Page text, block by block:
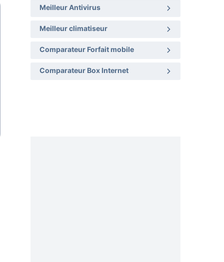
Meilleur Antivirus
Meilleur climatiseur
Comparateur Forfait mobile
Comparateur Box Internet